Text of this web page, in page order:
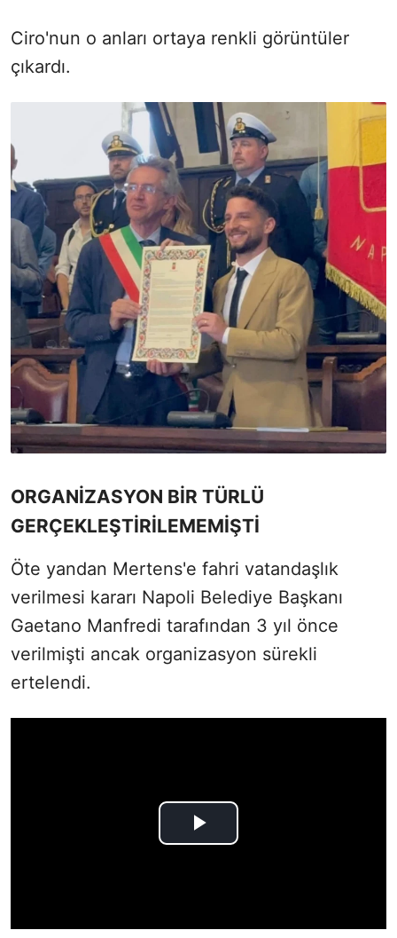
Ciro'nun o anları ortaya renkli görüntüler
çıkardı.
ORGANİZASYON BİR TÜRLÜ
GERÇEKLEŞTİRİLEMEMİŞTİ
Öte yandan Mertens'e fahri vatandaşlık
verilmesi kararı Napoli Belediye Başkanı
Gaetano Manfredi tarafından 3 yıl önce
verilmişti ancak organizasyon sürekli
ertelendi.